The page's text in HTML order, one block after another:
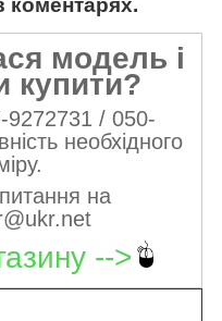
коментарях.
модель і
купити?
9272731 / 050-
необхідного
на
-->